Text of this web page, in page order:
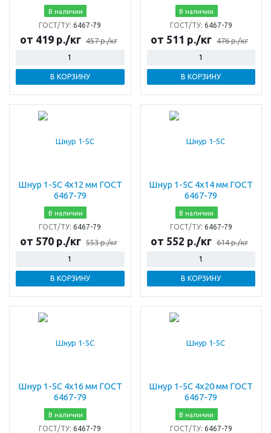
В наличии
ГОСТ/ТУ:6467-79
от 419 р./кг 457 р./кг
В КОРЗИНУ
В наличии
ГОСТ/ТУ: 6467-79
от 511 р./кг 476 р./кг
В КОРЗИНУ
Шнур 1-5С 4х12 мм ГОСТ
6467-79
В наличии
ГОСТ/ТУ:6467-79
от 570 р./кг 553 р./кг
В КОРЗИНУ
Шнур 1-5С 4х14 мм ГОСТ
6467-79
В наличии
ГОСТ/ТУ: 6467-79
от 552 р./кг 614 р./кг
В КОРЗИНУ
Шнур 1-5С 4х16 мм ГОСТ
6467-79
В наличии
ГОСТ/ТУ:6467-79
Шнур 1-5С 4х20 мм ГОСТ
6467-79
В наличии
ГОСТ/ТУ: 6467-79